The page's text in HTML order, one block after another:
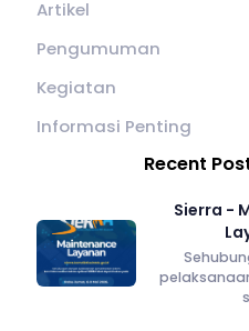
Artikel
Pengumuman
Kegiatan
Informasi Penting
Recent
Sierra -